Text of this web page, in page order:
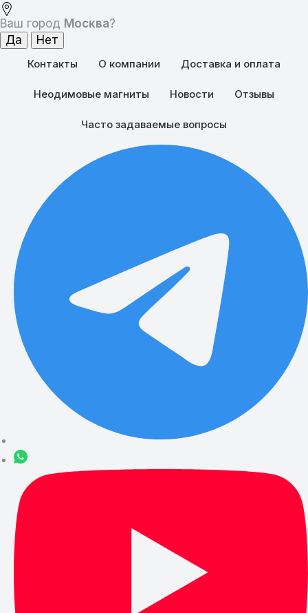
Ваш город Москва?
Контакты О компании Доставка и оплата
Неодимовые магниты Новости Отзывы
Часто задаваемые вопросы